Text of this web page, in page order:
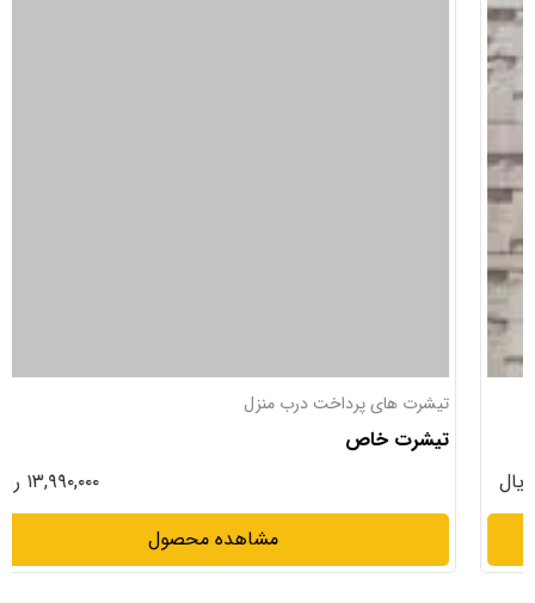
تیشرت های پرداخت درب منزل
تیشرت خاص
۱۳,۹۹۰,۰۰۰ ریال
مشاهده محصول